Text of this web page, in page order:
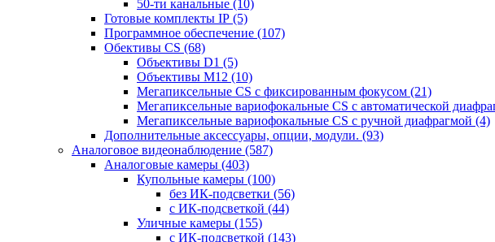
50-ти канальные (10)
Готовые комплекты IP (5)
Программное обеспечение (107)
Обективы CS (68)
Объективы D1 (5)
Объективы M12 (10)
Мегапиксельные CS c фиксированным фокусом (21)
Мегапиксельные вариофокальные CS c автоматической
Мегапиксельные вариофокальные CS c ручной диафрагмой (4)
Дополнительные аксессуары, опции, модули. (93)
Аналоговое видеонаблюдение (587)
Аналоговые камеры (403)
Купольные камеры (100)
без ИК-подсветки (56)
с ИК-подсветкой (44)
Уличные камеры (155)
с ИК-подсветкой (143)